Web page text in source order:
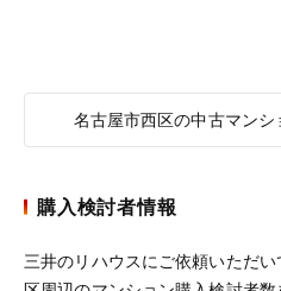
名古屋市西区の中古マン
購入検討者情報
三井のリハウスにご依頼いただ